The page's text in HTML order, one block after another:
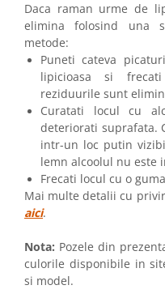
Daca raman urme de
elimina folosind una
metode:
Puneti cateva
lipicioasa si
reziduurile sunt
Curatati locul cu
deteriorati suprafata.
intr-un loc putin
lemn alcoolul nu este
Frecati locul cu o
Mai multe detalii cu
aici.
Nota: Pozele din
culorile disponibile in
si model.